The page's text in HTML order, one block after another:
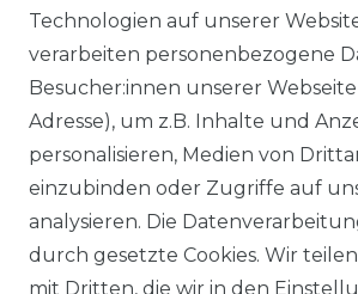
KONTAKT
Technologien auf unserer
verarbeiten personenbezogene
Besucher:innen unserer Webseite
Adresse), um z.B. Inhalte und
personalisieren, Medien von
einzubinden oder Zugriffe auf
analysieren. Die
durch gesetzte Cookies. Wir
mit Dritten, die wir in den